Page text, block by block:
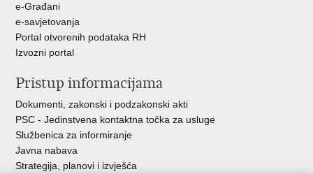
e-Građani
e-savjetovanja
Portal otvorenih podataka RH
Izvozni portal
Pristup informacijama
Dokumenti, zakonski i podzakonski akti
PSC - Jedinstvena kontaktna točka za usluge
Službenica za informiranje
Javna nabava
Strategija, planovi i izvješća